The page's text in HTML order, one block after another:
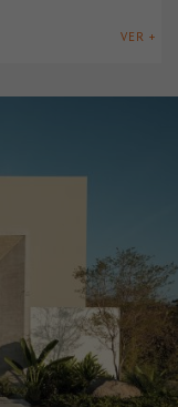
VER +